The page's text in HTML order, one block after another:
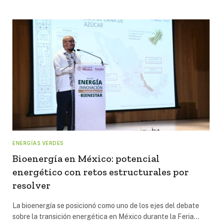
ENERGÍAS VERDES
Bioenergía en México: potencial
energético con retos estructurales por
resolver
La bioenergía se posicionó como uno de los ejes del debate
sobre la transición energética en México durante la Feria…